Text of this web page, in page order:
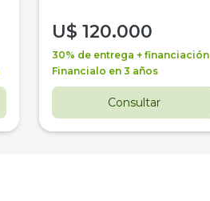
U$ 120.000
30% de entrega + financiación
Financialo en 3 años
Consultar